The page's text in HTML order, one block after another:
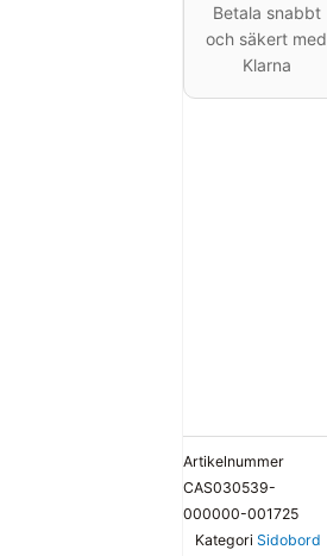
Betala snabbt
och säkert med
Klarna
Artikelnummer
CAS030539-
000000-001725
Kategori Sidobord